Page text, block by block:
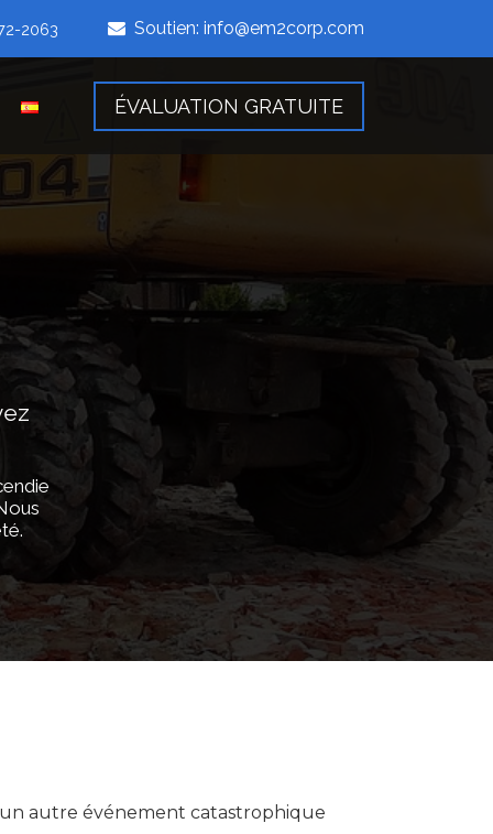
2063 Soutien: info@em2corp.com
ÉVALUATION GRATUITE
autre événement catastrophique